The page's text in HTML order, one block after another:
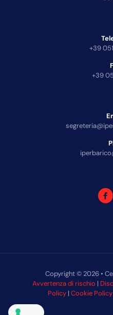
+39
+39
Copyright © 2026 •
Avvertenza di rischio |
Policy | Cookie Policy